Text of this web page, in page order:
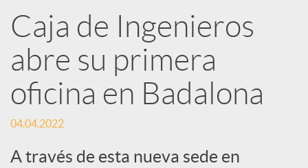
a
r
t
i
Caja de Ingenieros
abre su primera
oficina en Badalona
04.04.2022
A través de esta nueva sede en